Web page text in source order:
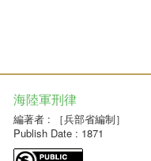
海陸軍刑律
編著者 : ［兵部省編制］
Publish Date : 1871